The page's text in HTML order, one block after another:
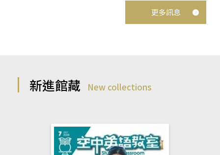
更多訊息
新進館藏 New collections